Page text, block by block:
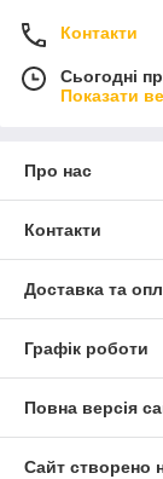
Контакти
Сьогодні
Показати
Про нас
Контакти
Доставка та
Графік роботи
Повна версія
Сайт створено